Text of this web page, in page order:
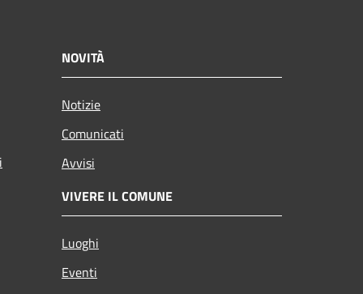
NOVITÀ
Notizie
Comunicati
Avvisi
VIVERE IL COMUNE
Luoghi
Eventi